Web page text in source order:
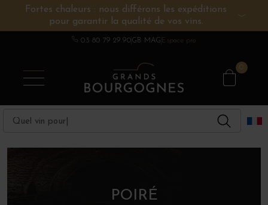
Fortes chaleurs : nous différons les expéditions
pour garantir la qualité de vos vins.
03 80 79 29 90GB MAG Espace pro
0
VINS DE BOURGOGNE
CHAMPAGNE
AUTRES RÉGIONS
SPIRITUEUX
DOMAINES
POIRÉ